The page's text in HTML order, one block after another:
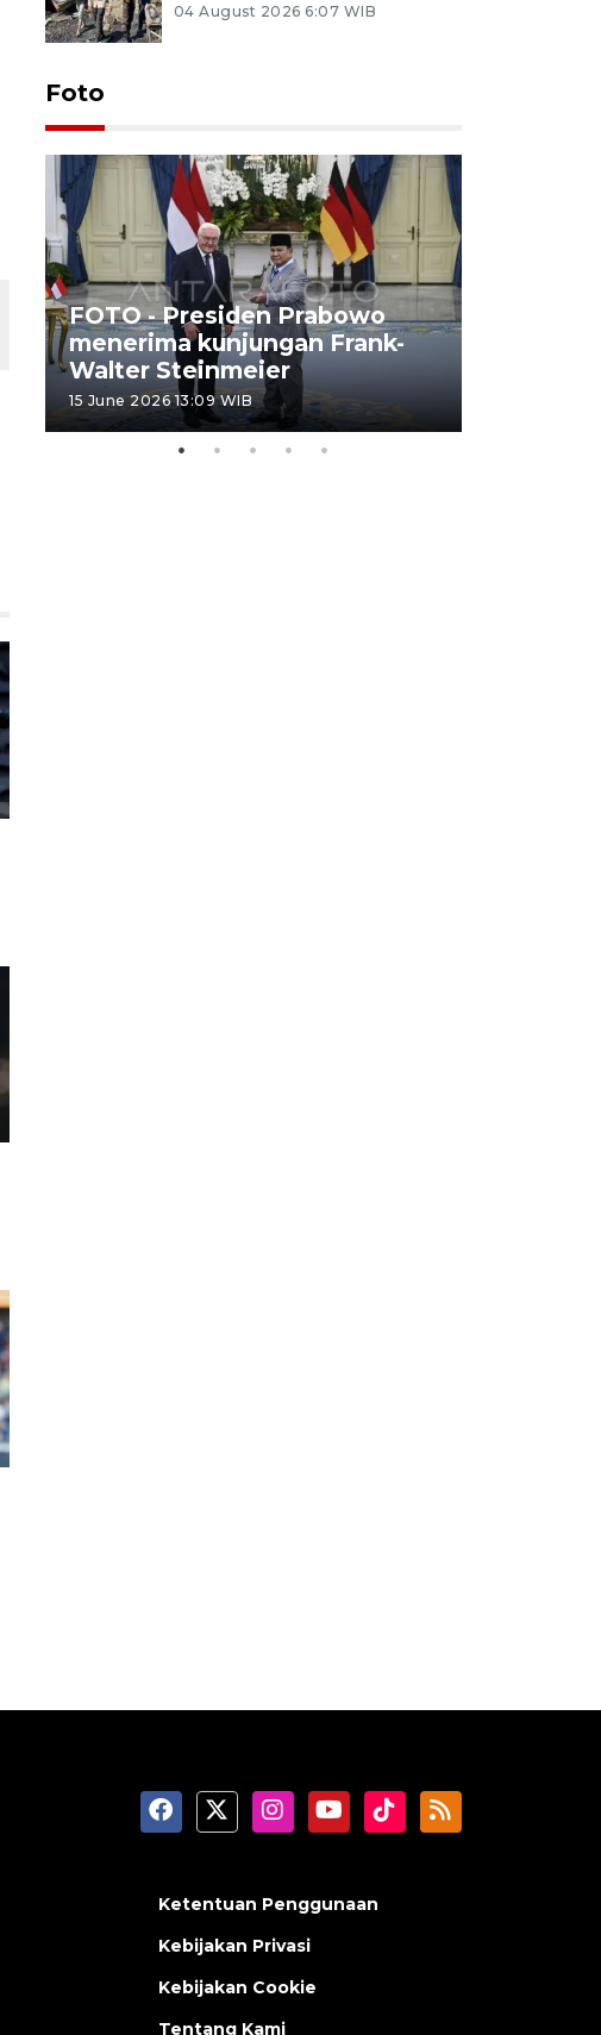
04 August 2026 6:07 WIB
Foto
FOTO - Presiden Prabowo
menerima kunjungan Frank-
Walter Steinmeier
15 June 2026 13:09 WIB
Ketentuan Penggunaan
Kebijakan Privasi
Kebijakan Cookie
Tentang Kami